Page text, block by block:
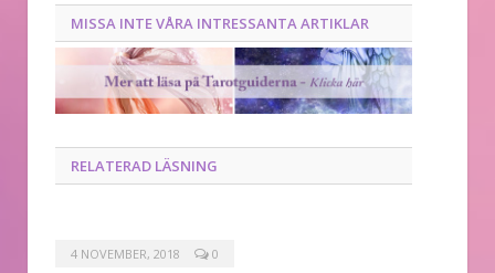
MISSA INTE VÅRA INTRESSANTA ARTIKLAR
RELATERAD LÄSNING
4 NOVEMBER, 2018 0